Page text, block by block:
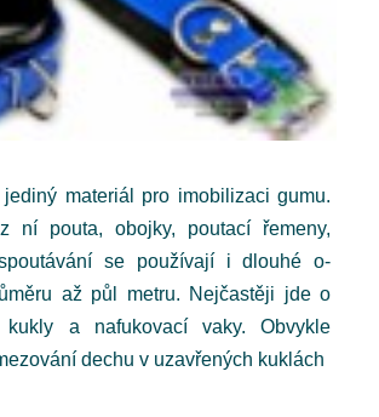
materiál pro imobilizaci gumu.
ní pouta, obojky, poutací řemeny,
se používají i dlouhé o-
až půl metru. Nejčastěji jde o
kukly a nafukovací vaky. Obvykle
dechu v uzavřených kuklách